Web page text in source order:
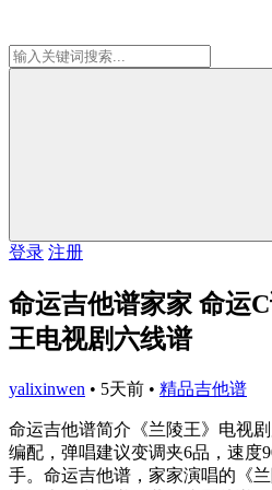
登录 注册
命运吉他谱家家 命运
王电视剧六线谱
yalixinwen • 5天前 • 精品吉他谱
命运吉他谱简介《兰陵王》电视
编配，弹唱建议变调夹6品，速度
手。命运吉他谱，家家演唱的《